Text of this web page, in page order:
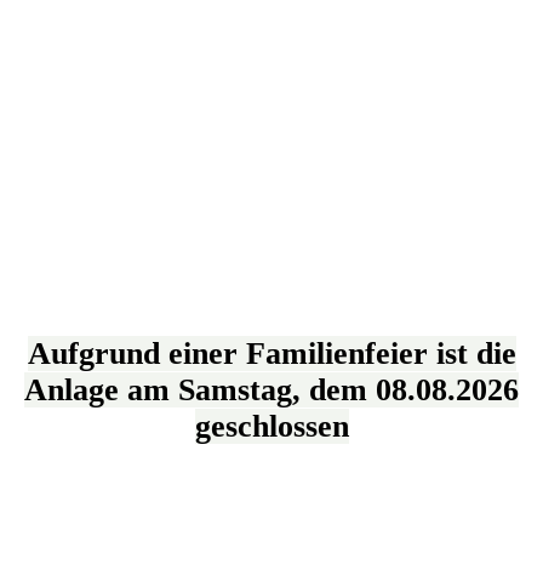
Aufgrund einer Familienfeier ist die
Anlage am Samstag, dem 08.08.2026
geschlossen